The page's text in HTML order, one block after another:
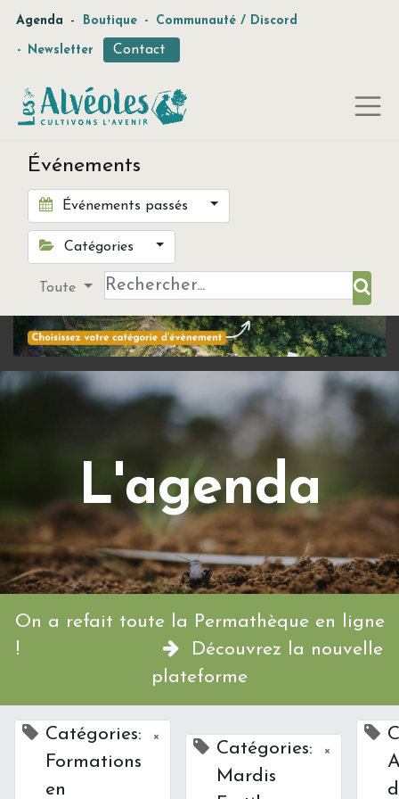
Agenda - Boutique - Communauté / Discord
- Newsletter Contact
Événements
Événements passés
Catégories
Toute
L'agenda
On a refait toute la Permathèque en ligne
!
Découvrez la nouvelle
plateforme
Catégories:
Formations
en
×
Catégories:
Mardis
×